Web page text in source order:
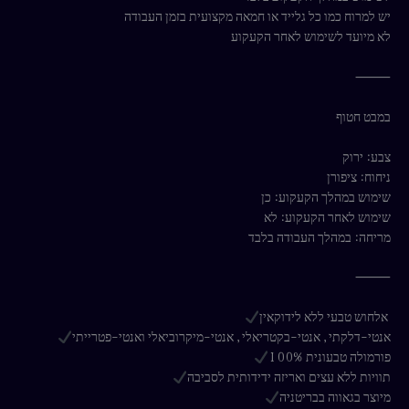
יש למרוח כמו כל גלייד או חמאה מקצועית בזמן העבודה
לא מיועד לשימוש לאחר הקעקוע
⸻
במבט חטוף
צבע: ירוק
ניחוח: ציפורן
שימוש במהלך הקעקוע: כן
שימוש לאחר הקעקוע: לא
מריחה: במהלך העבודה בלבד
⸻
אלחוש טבעי ללא לידוקאין
אנטי-דלקתי, אנטי-בקטריאלי, אנטי-מיקרוביאלי ואנטי-פטרייתי
פורמולה טבעונית 100%
תוויות ללא עצים ואריזה ידידותית לסביבה
מיוצר בגאווה בבריטניה